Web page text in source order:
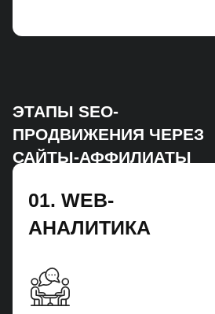
01. WEB-
АНАЛИТИКА
ЭТАПЫ SEO-
ПРОДВИЖЕНИЯ ЧЕРЕЗ
САЙТЫ-АФФИЛИАТЫ